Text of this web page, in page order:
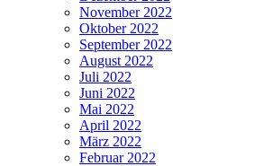
November 2022
Oktober 2022
September 2022
August 2022
Juli 2022
Juni 2022
Mai 2022
April 2022
März 2022
Februar 2022